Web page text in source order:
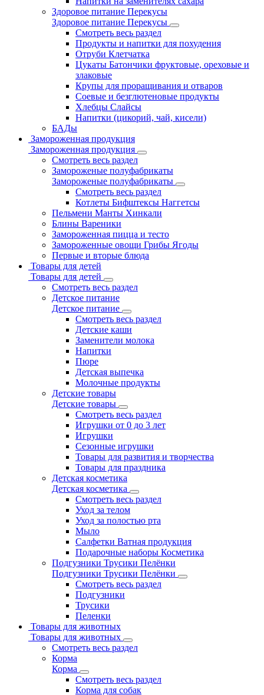
Здоровое питание Перекусы
Здоровое питание Перекусы
Смотреть весь раздел
Продукты и напитки для похудения
Отруби Клетчатка
Цукаты Батончики фруктовые, ореховые и
злаковые
Крупы для проращивания и отваров
Соевые и безглютеновые продукты
Хлебцы Слайсы
Напитки (цикорий, чай, кисели)
БАДы
Замороженная продукция
Замороженная продукция
Смотреть весь раздел
Замороженые полуфабрикаты
Замороженые полуфабрикаты
Смотреть весь раздел
Котлеты Бифштексы Наггетсы
Пельмени Манты Хинкали
Блины Вареники
Замороженная пицца и тесто
Замороженные овощи Грибы Ягоды
Первые и вторые блюда
Товары для детей
Товары для детей
Смотреть весь раздел
Детское питание
Детское питание
Смотреть весь раздел
Детские каши
Заменители молока
Напитки
Пюре
Детская выпечка
Молочные продукты
Детские товары
Детские товары
Смотреть весь раздел
Игрушки от 0 до 3 лет
Игрушки
Сезонные игрушки
Товары для развития и творчества
Товары для праздника
Детская косметика
Детская косметика
Смотреть весь раздел
Уход за телом
Уход за полостью рта
Мыло
Салфетки Ватная продукция
Подарочные наборы Косметика
Подгузники Трусики Пелёнки
Подгузники Трусики Пелёнки
Смотреть весь раздел
Подгузники
Трусики
Пеленки
Товары для животных
Товары для животных
Смотреть весь раздел
Корма
Корма
Смотреть весь раздел
Корма для собак